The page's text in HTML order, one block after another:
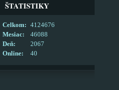
ŠTATISTIKY
Online: 40
Celkom:
4124676
Mesiac:
46088
Deň:
2067